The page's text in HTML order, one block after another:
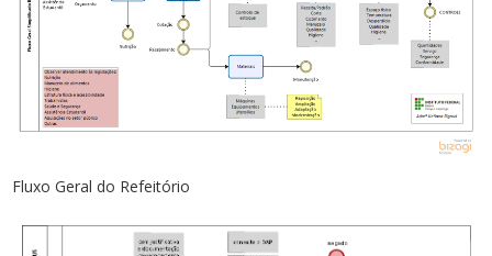
Fluxo Geral do Refeitório